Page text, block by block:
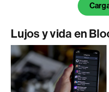
Lujos y vida en